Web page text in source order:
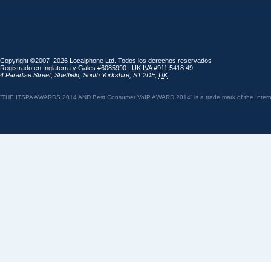
Copyright ©2007–2026 Localphone Ltd . Todos los derechos reservados
Registrado en Inglaterra y Gales #6085990 | UK IVA#911 5418 49
4 Paradise Street, Sheffield, South Yorkshire S1 2DF, UK
“THE ITSPA AWARDS 2014 AND Best Consumer VoIP AWARD 2014” is a trade mark of the